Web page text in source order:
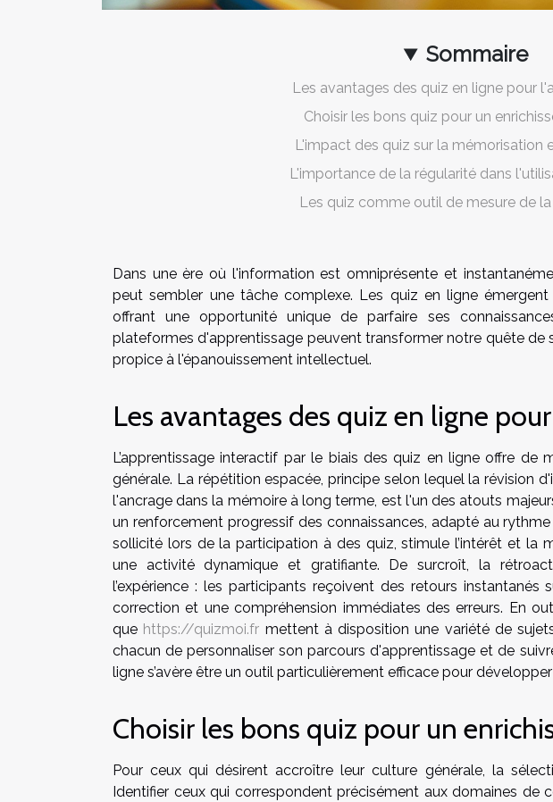
Sommaire
Les avantages des quiz en ligne pour
Choisir les bons quiz pour un
L'impact des quiz sur la mémorisation
L'importance de la régularité dans
Les quiz comme outil de mesure de
Dans une ère où l'information est omniprésente et
peut sembler une tâche complexe. Les quiz en ligne
offrant une opportunité unique de parfaire ses
plateformes d'apprentissage peuvent transformer notre quête de
propice à l'épanouissement intellectuel.
Les avantages des quiz en ligne
L’apprentissage interactif par le biais des quiz en ligne offre de
générale. La répétition espacée, principe selon lequel la révision
l'ancrage dans la mémoire à long terme, est l'un des atouts
un renforcement progressif des connaissances, adapté au
sollicité lors de la participation à des quiz, stimule l’intérêt et la
une activité dynamique et gratifiante. De surcroît, la
l’expérience : les participants reçoivent des retours
correction et une compréhension immédiates des erreurs. En
que https://quizmoi.fr mettent à disposition une variété de
chacun de personnaliser son parcours d'apprentissage et de
ligne s’avère être un outil particulièrement efficace pour
Choisir les bons quiz pour un
Pour ceux qui désirent accroître leur culture générale, la
Identifier ceux qui correspondent précisément aux domaines de